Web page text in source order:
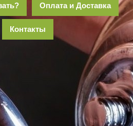
Оплата и Доставка
Контакты